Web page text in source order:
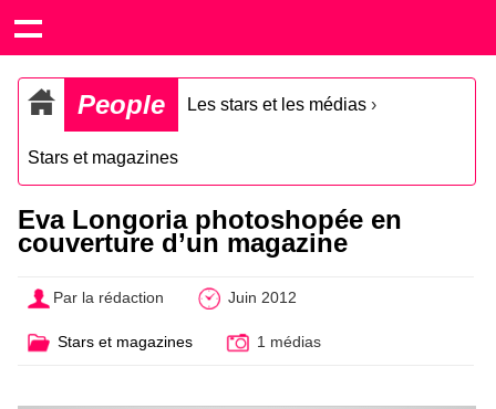
People Les stars et les médias ›
Stars et magazines
Eva Longoria photoshopée en
couverture d’un magazine
Par la rédaction Juin 2012
Stars et magazines 1 médias